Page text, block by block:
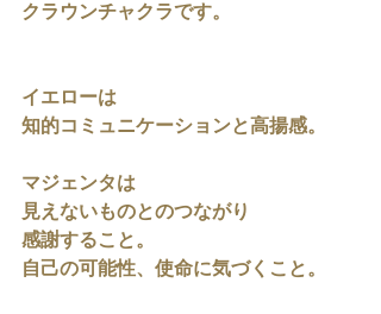
クラウンチャクラです。
イエローは
知的コミュニケーションと高揚感。
マジェンタは
見えないものとのつながり
感謝すること。
自己の可能性、使命に気づくこと。